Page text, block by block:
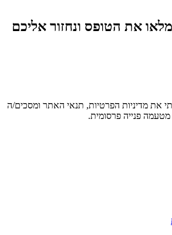
את הטופס ונחזור אליכם
את מדיניות הפרטיות, תנאי האתר ומסכים/ה
פנייה פרסומית.